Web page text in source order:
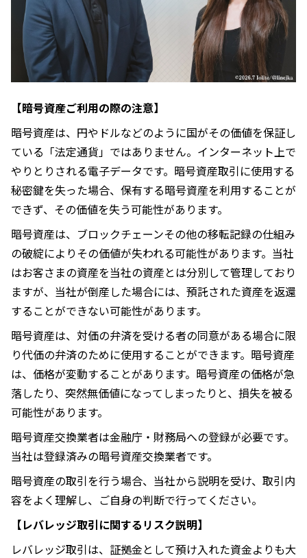
【暗号資産ご利用の際の注意】
暗号資産は、円やドルなどのように国がその価値を保証し
ている「法定通貨」ではありません。インターネット上で
やりとりされる電子データです。暗号資産取引に使用する
秘密鍵を失った場合、保有する暗号資産を利用することが
できず、その価値を失う可能性があります。
暗号資産は、ブロックチェーンその他の移転記録の仕組み
の破綻によりその価値が失われる可能性があります。当社
はお客さまの資産を当社の資産とは分別して管理しており
ますが、当社が倒産した場合には、預託された資産を返還
することができない可能性があります。
暗号資産は、対価の弁済を受ける者の同意がある場合に限
り代価の弁済のために使⽤することができます。暗号資産
は、価格が変動することがあります。暗号資産の価格が急
落したり、突然無価値になってしまったりと、損失を被る
可能性があります。
暗号資産交換業者は金融庁・財務局への登録が必要です。
当社は登録済みの暗号資産交換業者です。
暗号資産の取引を行う場合、当社から説明を受け、取引内
容をよく理解し、ご自身の判断で行ってください。
【レバレッジ取引に関するリスク説明】
レバレッジ取引は、証拠金として預け入れた資金よりも大